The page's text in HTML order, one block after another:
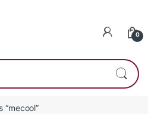
0
“mecool”